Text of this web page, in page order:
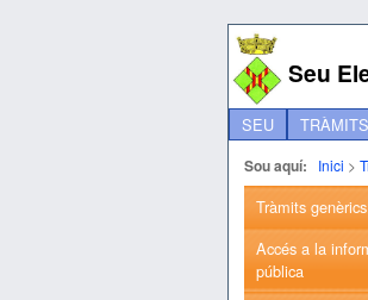
Seu
SEU TRÀMITS
Sou aquí: Inici >
Tràmits genèrics
Accés a la
pública